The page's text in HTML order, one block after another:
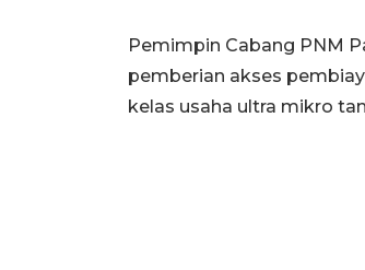
Pemimpin Cabang PNM
pemberian akses
kelas usaha ultra mikro